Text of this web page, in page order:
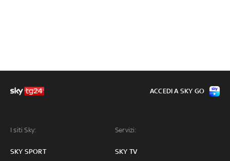
I siti Sky:
SKY SPORT
Servizi:
SKY TV
ACCEDI A SKY GO